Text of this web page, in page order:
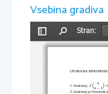
Vsebina gradiva
Preklopi
stransko
Stran:
UPORABA
1. Izračunaj: 2 (
푛
푛− 1 ) +
2. Izračunaj po